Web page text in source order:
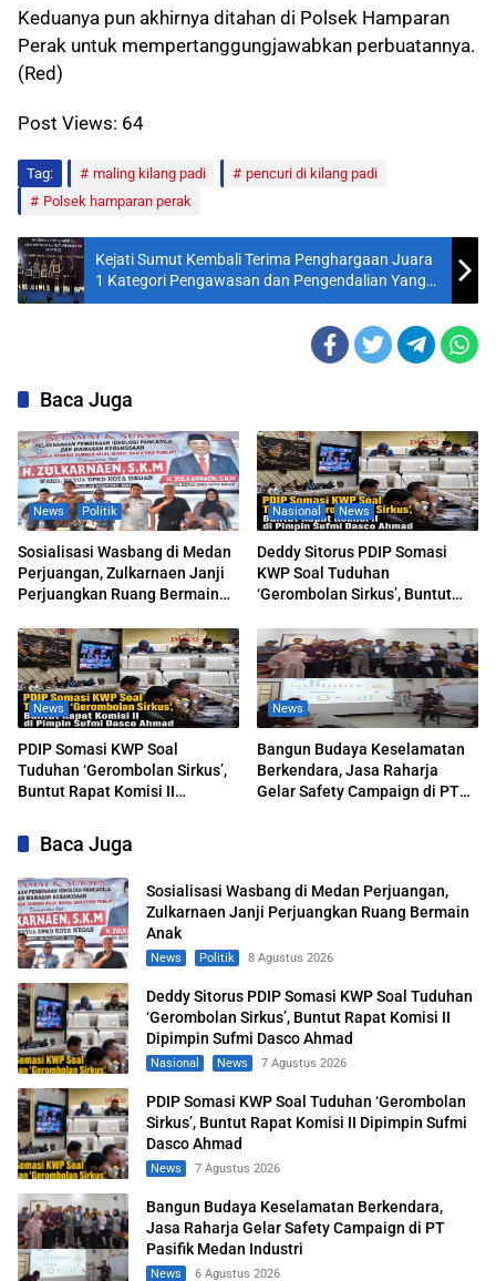
Keduanya pun akhirnya ditahan di Polsek Hamparan
Perak untuk mempertanggungjawabkan perbuatannya.
(Red)
Post Views: 64
Tag: maling kilang padi
pencuri di kilang padi
Polsek hamparan perak
Kejati Sumut Kembali Terima Penghargaan Juara
1 Kategori Pengawasan dan Pengendalian Yang
Efektif
Baca Juga
News Politik
Sosialisasi Wasbang di Medan
Perjuangan, Zulkarnaen Janji
Perjuangkan Ruang Bermain
Nasional News
Deddy Sitorus PDIP Somasi
KWP Soal Tuduhan
‘Gerombolan Sirkus’, Buntut
Dasco Ahmad
News
PDIP Somasi KWP Soal
Tuduhan ‘Gerombolan Sirkus’,
Buntut Rapat Komisi II
News
Bangun Budaya Keselamatan
Berkendara, Jasa Raharja
Gelar Safety Campaign di PT
Baca Juga
Sosialisasi Wasbang di Medan Perjuangan,
Zulkarnaen Janji Perjuangkan Ruang Bermain
Anak
News Politik 8 Agustus 2026
Deddy Sitorus PDIP Somasi KWP Soal Tuduhan
‘Gerombolan Sirkus’, Buntut Rapat Komisi II
Dipimpin Sufmi Dasco Ahmad
Nasional News 7 Agustus 2026
PDIP Somasi KWP Soal Tuduhan ‘Gerombolan
Sirkus’, Buntut Rapat Komisi II Dipimpin Sufmi
Dasco Ahmad
News 7 Agustus 2026
Bangun Budaya Keselamatan Berkendara,
Jasa Raharja Gelar Safety Campaign di PT
Pasifik Medan Industri
News 6 Agustus 2026